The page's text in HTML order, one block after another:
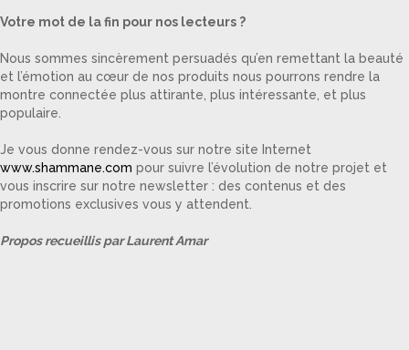
Votre mot de la fin pour nos lecteurs ?
Nous sommes sincèrement persuadés qu’en remettant la beauté
et l’émotion au cœur de nos produits nous pourrons rendre la
montre connectée plus attirante, plus intéressante, et plus
populaire.
Je vous donne rendez-vous sur notre site Internet
www.shammane.com pour suivre l’évolution de notre projet et
vous inscrire sur notre newsletter : des contenus et des
promotions exclusives vous y attendent.
Propos recueillis par Laurent Amar